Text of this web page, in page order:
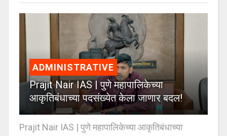
ADMINISTRATIVE
Prajit Nair IAS | पुणे महापालिकेच्या
आकृतिबंधाच्या पदसंख्येत केला जाणार बदल!
Prajit Nair IAS | पुणे महापालिकेच्या आकृतिबंधाच्या